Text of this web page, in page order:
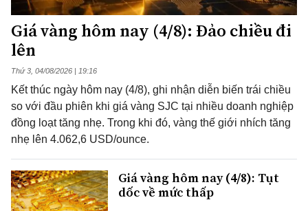
Giá vàng hôm nay (4/8): Đảo chiều đi
lên
Thứ 3, 04/08/2026 | 19:16
Kết thúc ngày hôm nay (4/8), ghi nhận diễn biến trái chiều
so với đầu phiên khi giá vàng SJC tại nhiều doanh nghiệp
đồng loạt tăng nhẹ. Trong khi đó, vàng thế giới nhích tăng
nhẹ lên 4.062,6 USD/ounce.
Giá vàng hôm nay (4/8): Tụt
dốc về mức thấp